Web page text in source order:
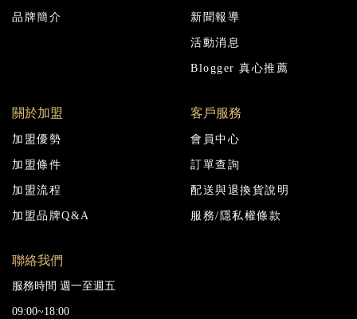
品牌簡介 新聞報導
活動消息
Blogger 真心推薦
關於加盟
加盟優勢
加盟條件
加盟流程
加盟品牌Q&A
客戶服務
會員中心
訂單查詢
配送與退換貨說明
服務/隱私權條款
聯絡我們
服務時間 週一至週五
09:00~18:00